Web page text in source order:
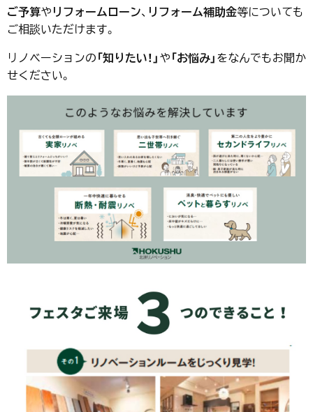
ご予算やリフォームローン、 リフォーム補助金等についても
ご相談いただけます。
リノベーションの「知りたい！」や「お悩み」をなんでもお聞か
せください。